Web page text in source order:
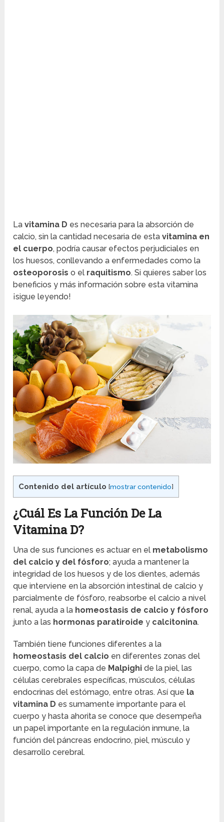
Lavitamina D es necesaria para la absorción de
calcio, sin la cantidad necesaria de estavitamina en
el cuerpo, podría causar efectos perjudiciales en
los huesos, conllevando a enfermedades como la
osteoporosis o el raquitismo. Si quieres saber los
beneficios y más información sobre esta vitamina
¡sigue leyendo!
Contenido del artículo [mostrar contenido]
¿Cuál Es La Función De La
Vitamina D?
Una de sus funciones es actuar en el metabolismo
del calcio y del fósforo; ayuda a mantener la
integridad de los huesos y de los dientes, además
que interviene en la absorción intestinal de calcio y
parcialmente de fósforo, reabsorbe el calcio a nivel
renal, ayuda a la homeostasis de calcio y fósforo
junto a las hormonas paratiroide y calcitonina.
También tiene funciones diferentes a la
homeostasis del calcio en diferentes zonas del
cuerpo, como la capa de Malpighi de la piel, las
células cerebrales específicas, músculos, células
endocrinas del estómago, entre otras. Así que la
vitamina D es sumamente importante para el
cuerpo y hasta ahorita se conoce que desempeña
un papel importante en la regulación inmune, la
función del páncreas endocrino, piel, músculo y
desarrollo cerebral.